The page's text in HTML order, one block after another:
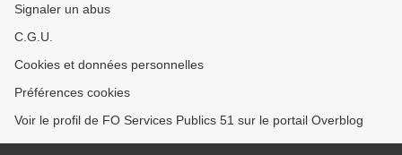
Signaler un abus
C.G.U.
Cookies et données personnelles
Préférences cookies
Voir le profil de FO Services Publics 51 sur le portail Overblog